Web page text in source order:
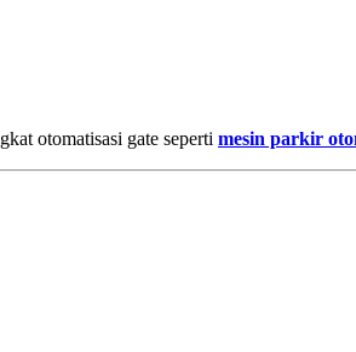
otomatisasi gate seperti mesin parkir